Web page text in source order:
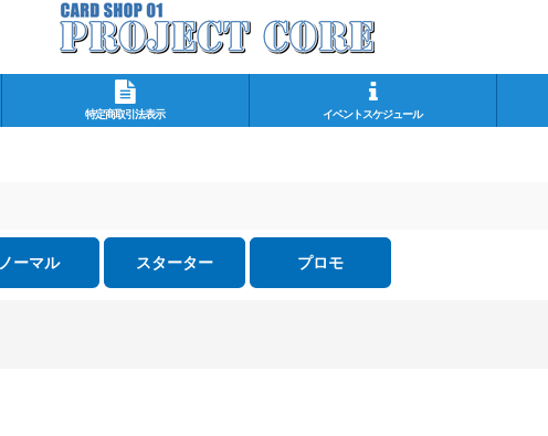
特定商取引法表示 イベントスケジュール
ノーマル スターター プロモ